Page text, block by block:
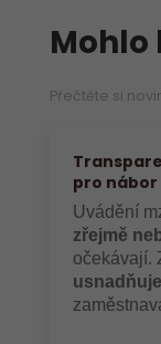
Mohlo
Přečtěte si
pro
Uvádění
zřejmě
očekávají.